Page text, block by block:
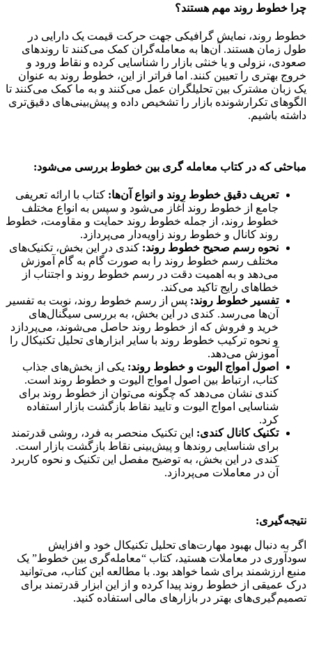
چرا خطوط روند مهم هستند؟
خطوط روند، نمایش گرافیکی جهت حرکت قیمت یک دارایی در
طول زمان هستند. آن‌ها به معامله‌گران کمک می‌کنند تا روندهای
صعودی، نزولی و یا خنثی بازار را شناسایی کرده و نقاط ورود و
خروج بهتری را تعیین کنند. اما فراتر از این، خطوط روند به عنوان
یک زبان مشترک بین تحلیلگران عمل می‌کنند و به ما کمک می‌کنند تا
الگوهای تکرارشونده بازار را تشخیص داده و پیش‌بینی‌های دقیق‌تری
داشته باشیم.
مباحثی که در کتاب معامله گری بین خطوط بررسی می‌شود:
تعریف دقیق خطوط روند و انواع آن‌ها: کتاب با ارائه تعریفی
جامع از خطوط روند آغاز می‌شود و سپس به انواع مختلف
خطوط روند، از جمله خطوط روند حمایت و مقاومت، خطوط
روند کانال و خطوط روند زاویه‌دار می‌پردازد.
نحوه رسم صحیح خطوط روند: کندی در این بخش، تکنیک‌های
مختلف رسم خطوط روند را به صورت گام به گام آموزش
می‌دهد و به اهمیت دقت در رسم خطوط روند و اجتناب از
خطاهای رایج تاکید می‌کند.
تفسیر خطوط روند: پس از رسم خطوط روند، نوبت به تفسیر
آن‌ها می‌رسد. کندی در این بخش، به بررسی سیگنال‌های
خرید و فروش که از خطوط روند حاصل می‌شوند، می‌پردازد
و نحوه ترکیب خطوط روند با سایر ابزارهای تحلیل تکنیکال را
آموزش می‌دهد.
اصول امواج الیوت و خطوط روند: یکی از بخش‌های جذاب
کتاب، ارتباط بین اصول امواج الیوت و خطوط روند است.
کندی نشان می‌دهد که چگونه می‌توان از خطوط روند برای
شناسایی امواج الیوت و تایید نقاط بازگشت بازار استفاده
کرد.
تکنیک کانال کندی: این تکنیک منحصر به فرد، روشی قدرتمند
برای شناسایی روندها و پیش‌بینی نقاط بازگشت بازار است.
کندی در این بخش، به توضیح مفصل این تکنیک و نحوه کاربرد
آن در معاملات می‌پردازد.
نتیجه‌گیری:
اگر به دنبال بهبود مهارت‌های تحلیل تکنیکال خود و افزایش
سودآوری در معاملات هستید، کتاب “معامله‌گری بین خطوط” یک
منبع ارزشمند برای شما خواهد بود. با مطالعه این کتاب، می‌توانید
درک عمیقی از خطوط روند پیدا کرده و از این ابزار قدرتمند برای
تصمیم‌گیری‌های بهتر در بازارهای مالی استفاده کنید.